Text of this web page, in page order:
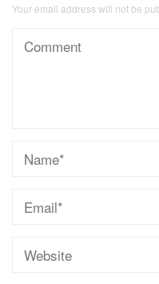
Your email address will not be